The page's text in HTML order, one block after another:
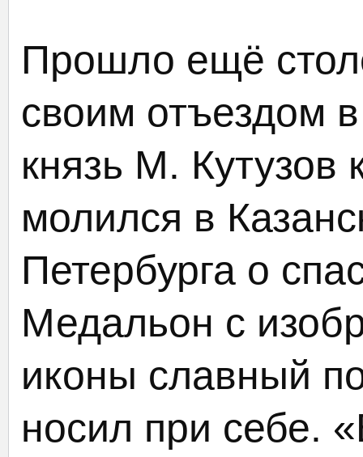
Прошло ещё
своим отъездом
князь М. Кутузов
молился в
Петербурга о
Медальон с
иконы славный
носил при себе.